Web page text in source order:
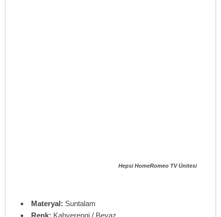
Hepsi HomeRomeo TV Ünitesi
Materyal: Suntalam
Renk: Kahverengi / Beyaz